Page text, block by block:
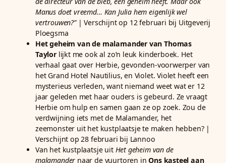
Manus doet vreemd… Kan Julia hem eigenlijk wel
vertrouwen?”| Verschijnt op 12 februari bij Uitgeverij
Ploegsma
Het geheim van de malamander van Thomas
Taylor lijkt me ook al zo’n leuk kinderboek. Het
verhaal gaat over Herbie, gevonden-voorwerper van
het Grand Hotel Nautilius, en Violet. Violet heeft een
mysterieus verleden, want niemand weet wat er 12
jaar geleden met haar ouders is gebeurd. Ze vraagt
Herbie om hulp en samen gaan ze op zoek. Zou de
verdwijning iets met de Malamander, het
zeemonster uit het kustplaatsje te maken hebben? |
Verschijnt op 28 februari bij Lannoo
Van het kustplaatsje uit Het geheim van de
malamander naar de vuurtoren inOns kasteel aan